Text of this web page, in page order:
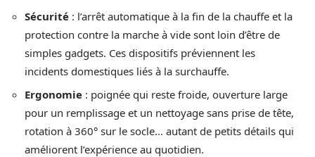
Sécurité : l’arrêt automatique à la fin de la chauffe et la
protection contre la marche à vide sont loin d’être de
simples gadgets. Ces dispositifs préviennent les
incidents domestiques liés à la surchauffe.
Ergonomie : poignée qui reste froide, ouverture large
pour un remplissage et un nettoyage sans prise de tête,
rotation à 360° sur le socle… autant de petits détails qui
améliorent l’expérience au quotidien.